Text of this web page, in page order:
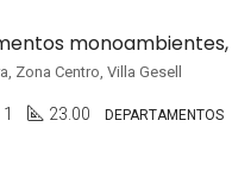
Zona Centro, Villa Gesell
1 23.00 DEPARTAMENTOS